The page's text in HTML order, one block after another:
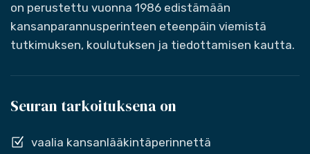
on perustettu vuonna 1986 edistämään
kansanparannusperinteen eteenpäin viemistä
tutkimuksen, koulutuksen ja tiedottamisen kautta.
Seuran tarkoituksena on
vaalia kansanlääkintäperinnettä